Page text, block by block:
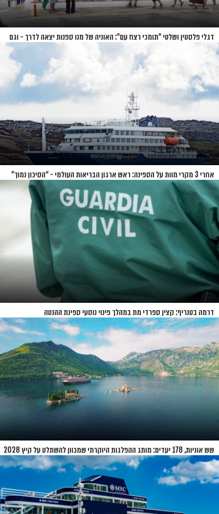
דגלי פלסטין ושלטי "תומכי רצח עם": האוניה של מנו ספנות יצאה לדרך - וגם
המחאות
אחרי 3 מקרי מוות על הספינה: ראש ארגון הבריאות העולמי - “הסיכון נמוך”
דרמה בטנריף: קצין ספרדי מת במהלך פינוי נוסעי ספינת ההנטה
שש אוניות, 178 יעדים: מותג ההפלגות היוקרתי שמכוון להשתלט על קיץ 2028